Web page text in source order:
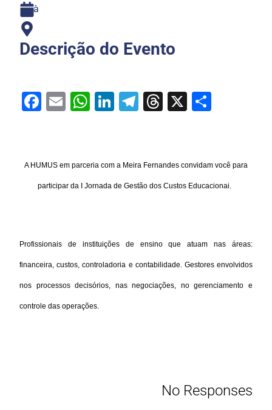
à
Descrição do Evento
Facebook
EmailWhatsApp
LinkedIn
Telegram
Threads
X
A HUMUS em parceria com a Meira Fernandes convidam você para
participar da I Jornada de Gestão dos Custos Educacionai.
Profissionais de instituições de ensino que atuam nas áreas:
financeira, custos, controladoria e contabilidade. Gestores envolvidos
nos processos decisórios, nas negociações, no gerenciamento e
controle das operações.
No Responses